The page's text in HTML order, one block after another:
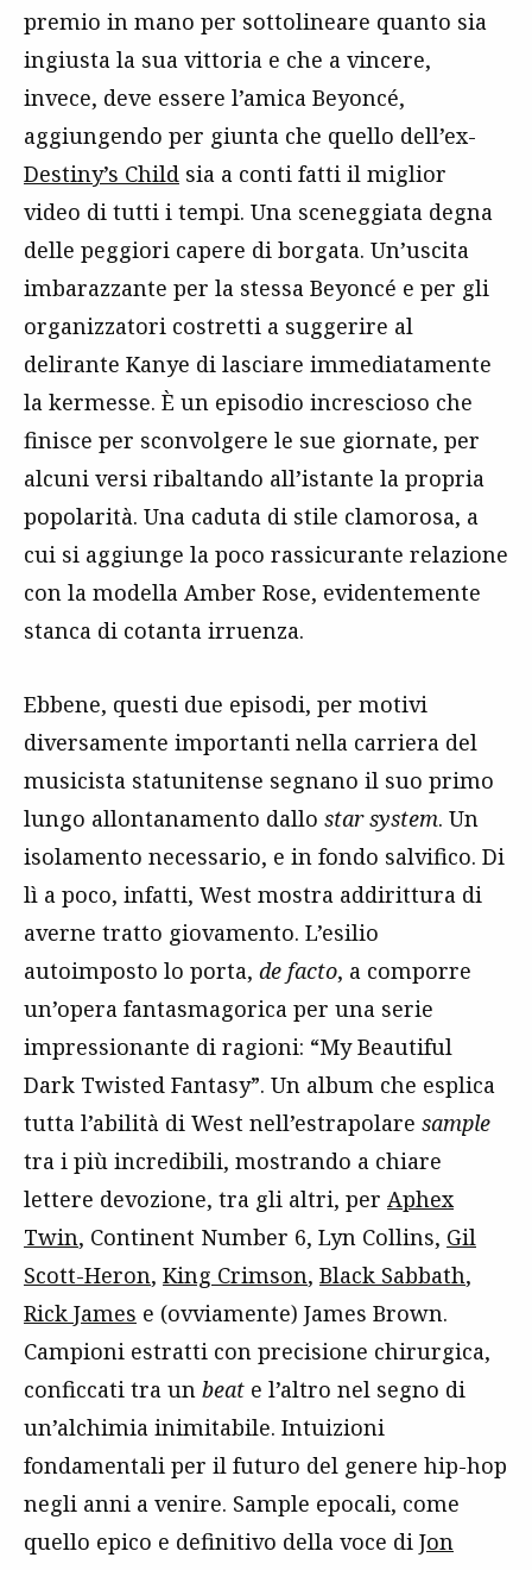
premio in mano per sottolineare quanto sia
ingiusta la sua vittoria e che a vincere,
invece, deve essere l’amica Beyoncé,
aggiungendo per giunta che quello dell’ex-
Destiny’s Child sia a conti fatti il miglior
video di tutti i tempi. Una sceneggiata degna
delle peggiori capere di borgata. Un’uscita
imbarazzante per la stessa Beyoncé e per gli
organizzatori costretti a suggerire al
delirante Kanye di lasciare immediatamente
la kermesse. È un episodio increscioso che
finisce per sconvolgere le sue giornate, per
alcuni versi ribaltando all’istante la propria
popolarità. Una caduta di stile clamorosa, a
cui si aggiunge la poco rassicurante relazione
con la modella Amber Rose, evidentemente
stanca di cotanta irruenza.
Ebbene, questi due episodi, per motivi
diversamente importanti nella carriera del
musicista statunitense segnano il suo primo
lungo allontanamento dallo star system. Un
isolamento necessario, e in fondo salvifico. Di
lì a poco, infatti, West mostra addirittura di
averne tratto giovamento. L’esilio
autoimposto lo porta, de facto, a comporre
un’opera fantasmagorica per una serie
impressionante di ragioni: “My Beautiful
Dark Twisted Fantasy”. Un album che esplica
tutta l’abilità di West nell’estrapolare sample
tra i più incredibili, mostrando a chiare
lettere devozione, tra gli altri, per Aphex
Twin, Continent Number 6, Lyn Collins, Gil
Scott-Heron, King Crimson, Black Sabbath,
Rick James e (ovviamente) James Brown.
Campioni estratti con precisione chirurgica,
conficcati tra un beat e l’altro nel segno di
un’alchimia inimitabile. Intuizioni
fondamentali per il futuro del genere hip-hop
negli anni a venire. Sample epocali, come
quello epico e definitivo della voce di Jon